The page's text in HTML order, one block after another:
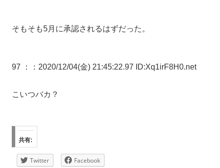
そもそも5月に承認されるはずだった。
97 ： ：2020/12/04(金) 21:45:22.97 ID:Xq1irF8H0.net
こいつバカ？
共有:
Twitter Facebook